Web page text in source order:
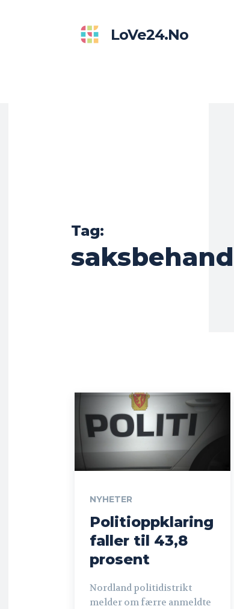
LoVe24.no
Tag:
NYHETER
Politioppklaring
faller til 43,8
prosent
Nordland politidistrikt
melder om færre anmeldte